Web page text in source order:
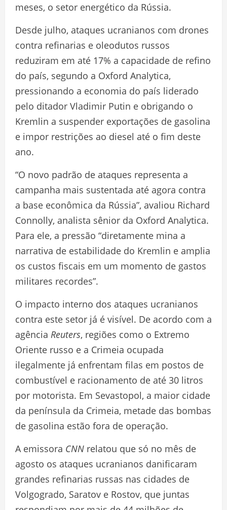
meses, o setor energético da Rússia.
Desde julho, ataques ucranianos com drones
contra refinarias e oleodutos russos
reduziram em até 17% a capacidade de refino
do país, segundo a Oxford Analytica,
pressionando a economia do país liderado
pelo ditador Vladimir Putin e obrigando o
Kremlin a suspender exportações de gasolina
e impor restrições ao diesel até o fim deste
ano.
“O novo padrão de ataques representa a
campanha mais sustentada até agora contra
a base econômica da Rússia”, avaliou Richard
Connolly, analista sênior da Oxford Analytica.
Para ele, a pressão “diretamente mina a
narrativa de estabilidade do Kremlin e amplia
os custos fiscais em um momento de gastos
militares recordes”.
O impacto interno dos ataques ucranianos
contra este setor já é visível. De acordo com a
agência Reuters, regiões como o Extremo
Oriente russo e a Crimeia ocupada
ilegalmente já enfrentam filas em postos de
combustível e racionamento de até 30 litros
por motorista. Em Sevastopol, a maior cidade
da península da Crimeia, metade das bombas
de gasolina estão fora de operação.
A emissora CNN relatou que só no mês de
agosto os ataques ucranianos danificaram
grandes refinarias russas nas cidades de
Volgogrado, Saratov e Rostov, que juntas